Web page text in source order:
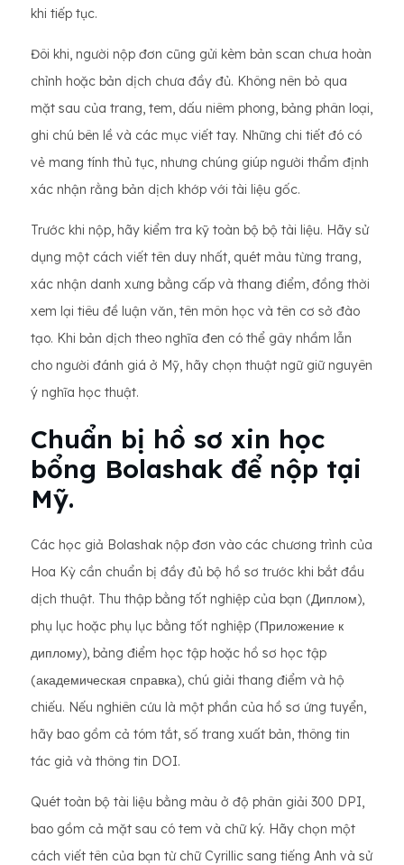
khi tiếp tục.
Đôi khi, người nộp đơn cũng gửi kèm bản scan chưa hoàn
chỉnh hoặc bản dịch chưa đầy đủ. Không nên bỏ qua
mặt sau của trang, tem, dấu niêm phong, bảng phân loại,
ghi chú bên lề và các mục viết tay. Những chi tiết đó có
vẻ mang tính thủ tục, nhưng chúng giúp người thẩm định
xác nhận rằng bản dịch khớp với tài liệu gốc.
Trước khi nộp, hãy kiểm tra kỹ toàn bộ bộ tài liệu. Hãy sử
dụng một cách viết tên duy nhất, quét màu từng trang,
xác nhận danh xưng bằng cấp và thang điểm, đồng thời
xem lại tiêu đề luận văn, tên môn học và tên cơ sở đào
tạo. Khi bản dịch theo nghĩa đen có thể gây nhầm lẫn
cho người đánh giá ở Mỹ, hãy chọn thuật ngữ giữ nguyên
ý nghĩa học thuật.
Chuẩn bị hồ sơ xin học
bổng Bolashak để nộp tại
Mỹ.
Các học giả Bolashak nộp đơn vào các chương trình của
Hoa Kỳ cần chuẩn bị đầy đủ bộ hồ sơ trước khi bắt đầu
dịch thuật. Thu thập bằng tốt nghiệp của bạn (Диплом),
phụ lục hoặc phụ lục bằng tốt nghiệp (Приложение к
диплому), bảng điểm học tập hoặc hồ sơ học tập
(академическая справка), chú giải thang điểm và hộ
chiếu. Nếu nghiên cứu là một phần của hồ sơ ứng tuyển,
hãy bao gồm cả tóm tắt, số trang xuất bản, thông tin
tác giả và thông tin DOI.
Quét toàn bộ tài liệu bằng màu ở độ phân giải 300 DPI,
bao gồm cả mặt sau có tem và chữ ký. Hãy chọn một
cách viết tên của bạn từ chữ Cyrillic sang tiếng Anh và sử